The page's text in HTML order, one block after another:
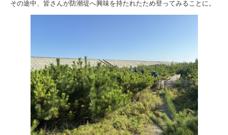
その途中、皆さんが防潮堤へ興味を持たれたため登ってみることに。